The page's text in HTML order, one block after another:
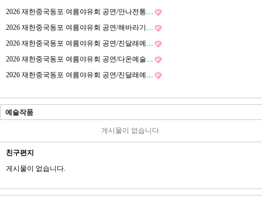
2026 재한중국동포 여름야유회 공연/안나전통…
2026 재한중국동포 여름야유회 공연/해바라기…
2026 재한중국동포 여름야유회 공연/진달래예…
2026 재한중국동포 여름야유회 공연/다온예술…
2026 재한중국동포 여름야유회 공연/진달래예…
예술작품
게시물이 없습니다.
친구편지
게시물이 없습니다.